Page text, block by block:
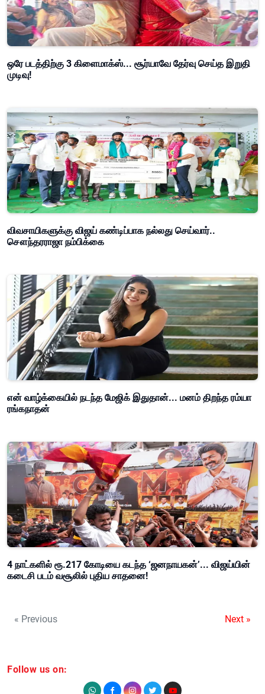
ஒரே படத்திற்கு 3 கிளைமாக்ஸ்... சூர்யாவே தேர்வு செய்த இறுதி
முடிவு!
விவசாயிகளுக்கு விஜய் கண்டிப்பாக நல்லது செய்வார்..
சௌந்தரராஜா நம்பிக்கை
என் வாழ்க்கையில் நடந்த மேஜிக் இதுதான்... மனம் திறந்த ரம்யா
ரங்கநாதன்
4 நாட்களில் ரூ.217 கோடியை கடந்த ‘ஜனநாயகன்’... விஜய்யின்
கடைசி படம் வசூலில் புதிய சாதனை!
« Previous Next »
Follow us on: